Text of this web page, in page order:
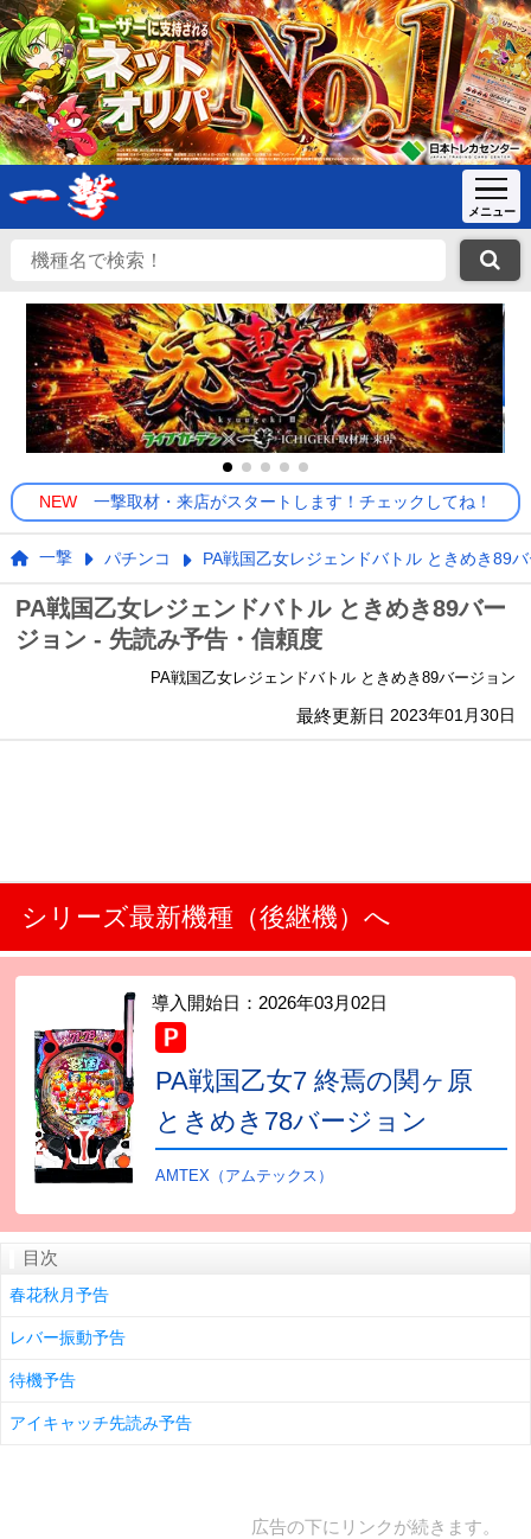
NEW 一撃取材・来店がスタートします！チェックしてね！
一撃 パチンコ PA戦国乙女レジェンドバトル ときめき89
PA戦国乙女レジェンドバトル ときめき89バー
ジョン - 先読み予告・信頼度
PA戦国乙女レジェンドバトル ときめき89バージョン
最終更新日 2023年01月30日
シリーズ最新機種（後継機）へ
導入開始日： 2026年03月02日
PA戦国乙女7 終焉の関ヶ原
ときめき78バージョン
AMTEX（アムテックス）
目次
春花秋月予告
レバー振動予告
待機予告
アイキャッチ先読み予告
広告の下にリンクが続きます。